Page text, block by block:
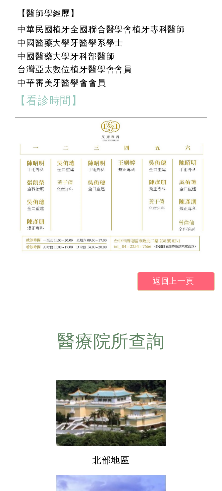
【醫師學經歷】
中華民國植牙全國聯合醫學會植牙專科醫師
中國醫藥大學牙醫學系學士
中國醫藥大學牙科部醫師
台灣亞太數位植牙醫學會會員
中華審美牙醫學會會員
【看診時間】
返回上一頁
醫療院所查詢
北部地區